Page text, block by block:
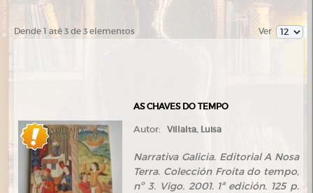
Dende 1 até 3 de 3 elementos Ver
AS CHAVES DO TEMPO
Autor: Villalta, Luisa
Narrativa Galicia. Editorial A Nosa
Terra. Colección Froita do tempo,
nº 3. Vigo. 2001. 1ª edición. 125 p.